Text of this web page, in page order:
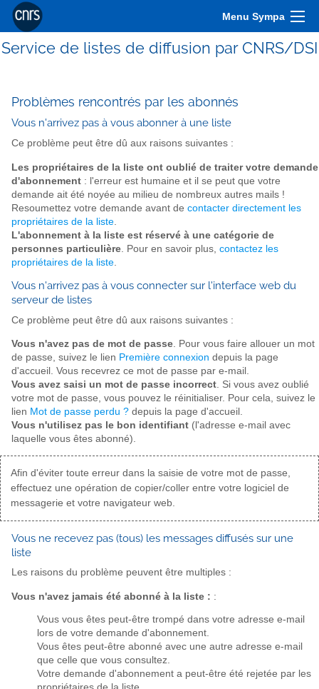
Menu Sympa
Service de listes de diffusion par CNRS/DSI
Problèmes rencontrés par les abonnés
Vous n'arrivez pas à vous abonner à une liste
Ce problème peut être dû aux raisons suivantes :
Les propriétaires de la liste ont oublié de traiter votre demande
d'abonnement : l'erreur est humaine et il se peut que votre
demande ait été noyée au milieu de nombreux autres mails !
Resoumettez votre demande avant de contacter directement les
propriétaires de la liste
L'abonnement à la liste est réservé à une catégorie de
personnes particulière . Pour en savoir plus, contactez les
propriétaires de la liste
Vous n'arrivez pas à vous connecter sur l'interface web du
serveur de listes
Ce problème peut être dû aux raisons suivantes :
Vous n'avez pas de mot de passe. Pour vous faire allouer un mot
de passe, suivez le lien Première connexion depuis la page
d'accueil. Vous recevrez ce mot de passe par e-mail.
Vous avez saisi un mot de passe incorrect. Si vous avez oublié
votre mot de passe, vous pouvez le réinitialiser. Pour cela, suivez le
lien Mot de passe perdu ? depuis la page d'accueil.
Vous n'utilisez pas le bon identifiant (l'adresse e-mail avec
laquelle vous êtes abonné).
Afin d'éviter toute erreur dans la saisie de votre mot de passe,
effectuez une opération de copier/coller entre votre logiciel de
messagerie et votre navigateur web.
Vous ne recevez pas (tous) les messages diffusés sur une
liste
Les raisons du problème peuvent être multiples :
Vous n'avez jamais été abonné à la liste : :
Vous vous êtes peut-être trompé dans votre adresse e-mail
lors de votre demande d'abonnement.
Vous êtes peut-être abonné avec une autre adresse e-mail
que celle que vous consultez.
Votre demande d'abonnement a peut-être été rejetée par les